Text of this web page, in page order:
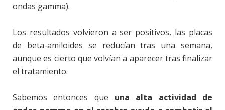
ondas gamma).
Los resultados volvieron a ser positivos, las placas
de beta-amiloides se reducían tras una semana,
aunque es cierto que volvían a aparecer tras finalizar
el tratamiento.
Sabemos entonces que una alta actividad de